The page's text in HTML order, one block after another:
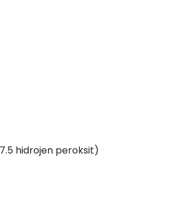
hidrojen peroksit)